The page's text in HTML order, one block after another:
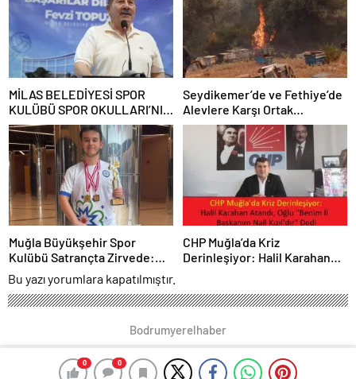
0 0
MİLAS BELEDİYESİ SPOR
KULÜBÜ SPOR OKULLARI’NIN
2026 AÇILIŞ TÖRENİ
GERÇEKLEŞTİ
Seydikemer’de ve Fethiye’de
Alevlere Karşı Ortak
Mücadele
Muğla Büyükşehir Spor
Kulübü Satrançta Zirvede:
Ayaz Tufaner Yunanistan’da
Şampiyon, Ali Batuhan
Bıyıksız FIDE Master Oldu
CHP Muğla’da Kriz
Derinleşiyor: Halil Karahan
Bu yazı yorumlara kapatılmıştır.
Bodrumyerelhaber